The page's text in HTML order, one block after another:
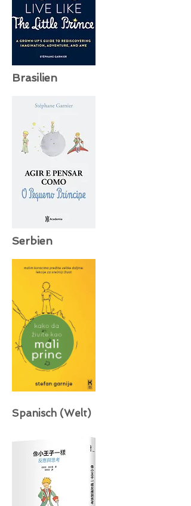
Brasilien
Serbien
Spanisch (Welt)